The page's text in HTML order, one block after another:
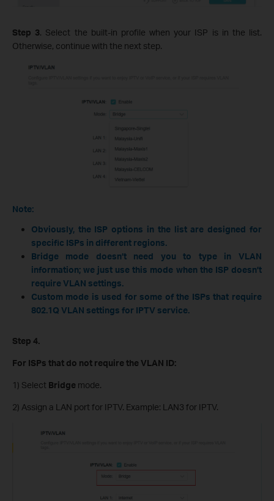
Step 3. Select the built-in profile when your ISP is in the list.
Otherwise, continue with the next step.
Note:
Obviously, the ISP options in the list are designed for
specific ISPs in different regions.
Bridge mode doesn’t need you to type in VLAN
information; we just use this mode when the ISP doesn’t
require VLAN settings.
Custom mode is used for some of the ISPs that require
802.1Q VLAN settings for IPTV service.
Step 4.
For ISPs that do not require the VLAN ID:
1) Select Bridge mode.
2) Assign a LAN port for IPTV. Example: LAN3 for IPTV.